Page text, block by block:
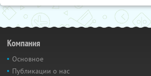
Компания
Основное
Публикации о нас